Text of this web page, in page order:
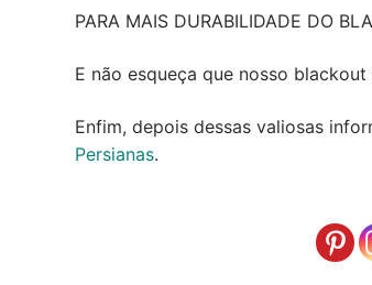
PARA MAIS DURABILIDADE DO
E não esqueça que nosso
Enfim, depois dessas valiosas
Persianas.